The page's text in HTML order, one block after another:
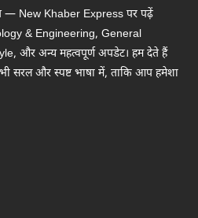
— New Khaber Express पर पढ़ें
& Engineering, General
और अन्य महत्वपूर्ण अपडेट। हम देते हैं
सरल और स्पष्ट भाषा में, ताकि आप हमेशा